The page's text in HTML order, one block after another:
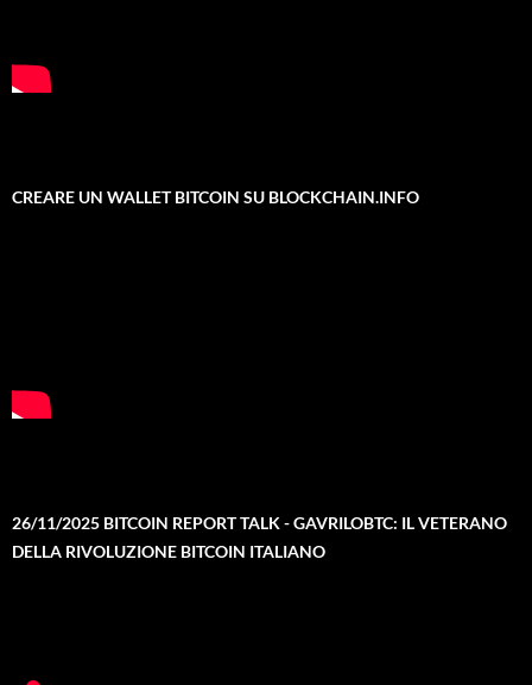
CREARE UN WALLET BITCOIN SU BLOCKCHAIN.INFO
26/11/2025 BITCOIN REPORT TALK - GAVRILOBTC: IL VETERANO
DELLA RIVOLUZIONE BITCOIN ITALIANO